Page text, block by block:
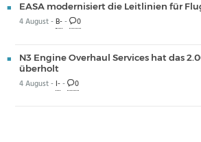
EASA modernisiert die Leitlinien für
4 August -B-- 0
N3 Engine Overhaul Services hat das
überholt
4 August - I-- 0